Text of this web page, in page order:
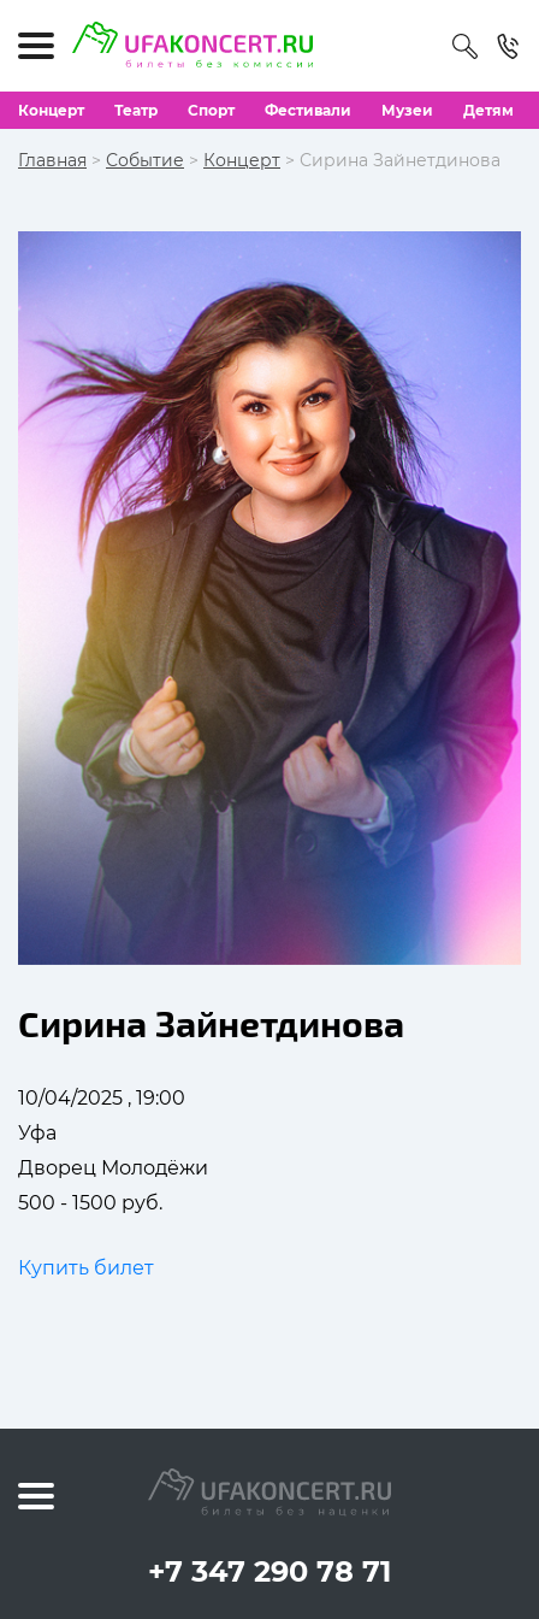
Концерт Театр Спорт Фестивали Музеи Детям
Главная > Событие > Концерт > Сирина Зайнетдинова
Сирина Зайнетдинова
10/04/2025 , 19:00
Уфа
Дворец Молодёжи
500 - 1500 руб.
Купить билет
+7 347 290 78 71